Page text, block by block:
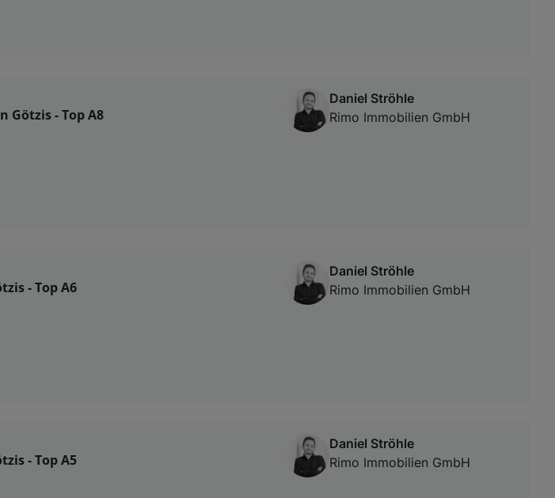
Götzis - Top A8
Daniel Ströhle
Rimo Immobilien GmbH
- Top A6
Daniel Ströhle
Rimo Immobilien GmbH
- Top A5
Daniel Ströhle
Rimo Immobilien GmbH